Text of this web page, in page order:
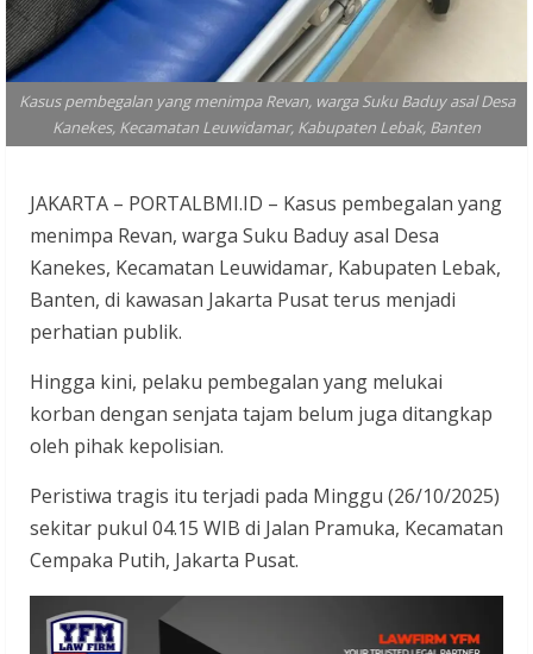
Kasus pembegalan yang menimpa Revan, warga Suku Baduy asal Desa
Kanekes, Kecamatan Leuwidamar, Kabupaten Lebak, Banten
JAKARTA – PORTALBMI.ID – Kasus pembegalan yang
menimpa Revan, warga Suku Baduy asal Desa
Kanekes, Kecamatan Leuwidamar, Kabupaten Lebak,
Banten, di kawasan Jakarta Pusat terus menjadi
perhatian publik.
Hingga kini, pelaku pembegalan yang melukai
korban dengan senjata tajam belum juga ditangkap
oleh pihak kepolisian.
Peristiwa tragis itu terjadi pada Minggu (26/10/2025)
sekitar pukul 04.15 WIB di Jalan Pramuka, Kecamatan
Cempaka Putih, Jakarta Pusat.